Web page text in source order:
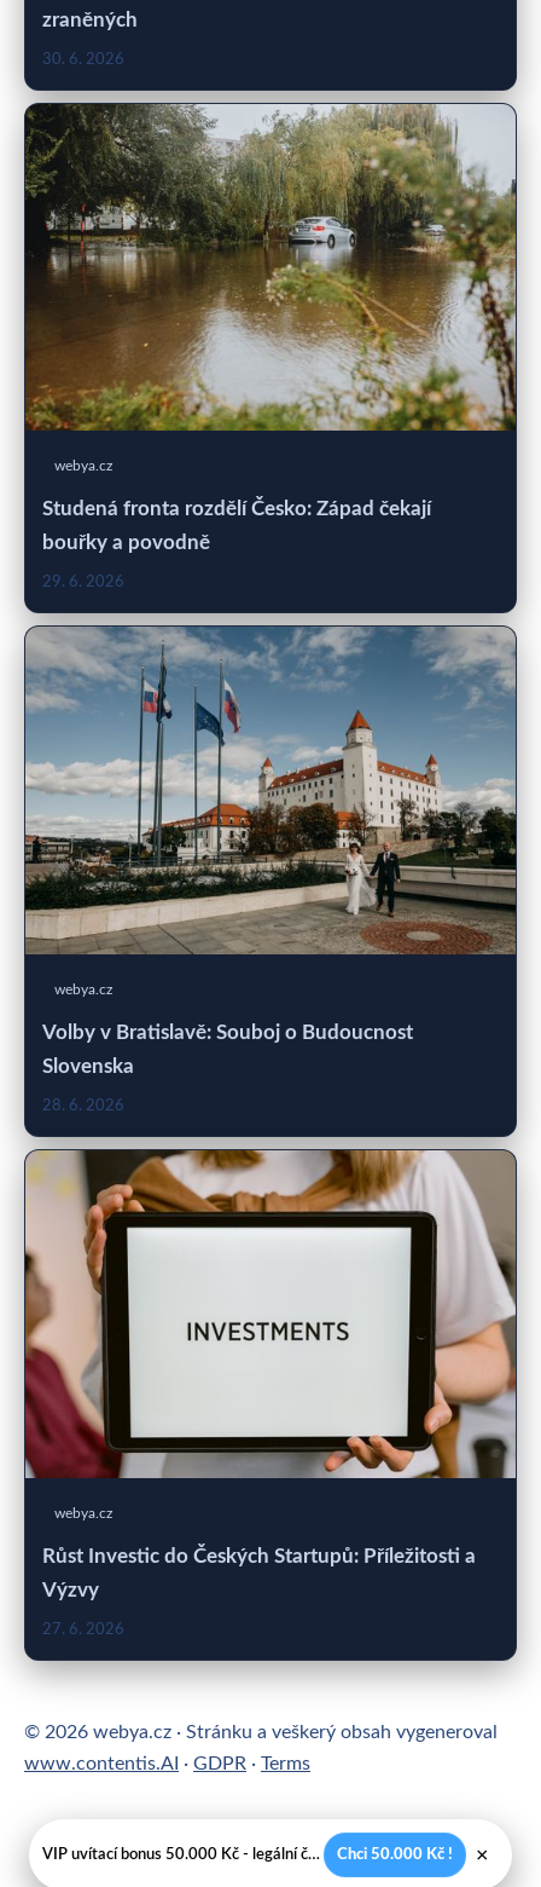
zraněných
30. 6. 2026
webya.cz
Studená fronta rozdělí Česko: Západ čekají
bouřky a povodně
29. 6. 2026
webya.cz
Volby v Bratislavě: Souboj o Budoucnost
Slovenska
28. 6. 2026
webya.cz
Růst Investic do Českých Startupů: Příležitosti a
Výzvy
27. 6. 2026
© 2026 webya.cz · Stránku a veškerý obsah vygeneroval
www.contentis.AI · GDPR · Terms
VIP uvítací bonus 50.000 Kč - legální české kasíno Chci 50.000 Kč ! ×